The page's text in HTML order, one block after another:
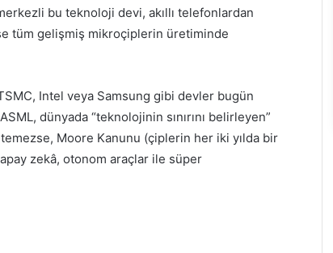
bu teknoloji devi, akıllı telefonlardan
tüm gelişmiş mikroçiplerin üretiminde
Intel veya Samsung gibi devler bugün
dünyada “teknolojinin sınırını belirleyen”
Moore Kanunu (çiplerin her iki yılda bir
zekâ, otonom araçlar ile süper